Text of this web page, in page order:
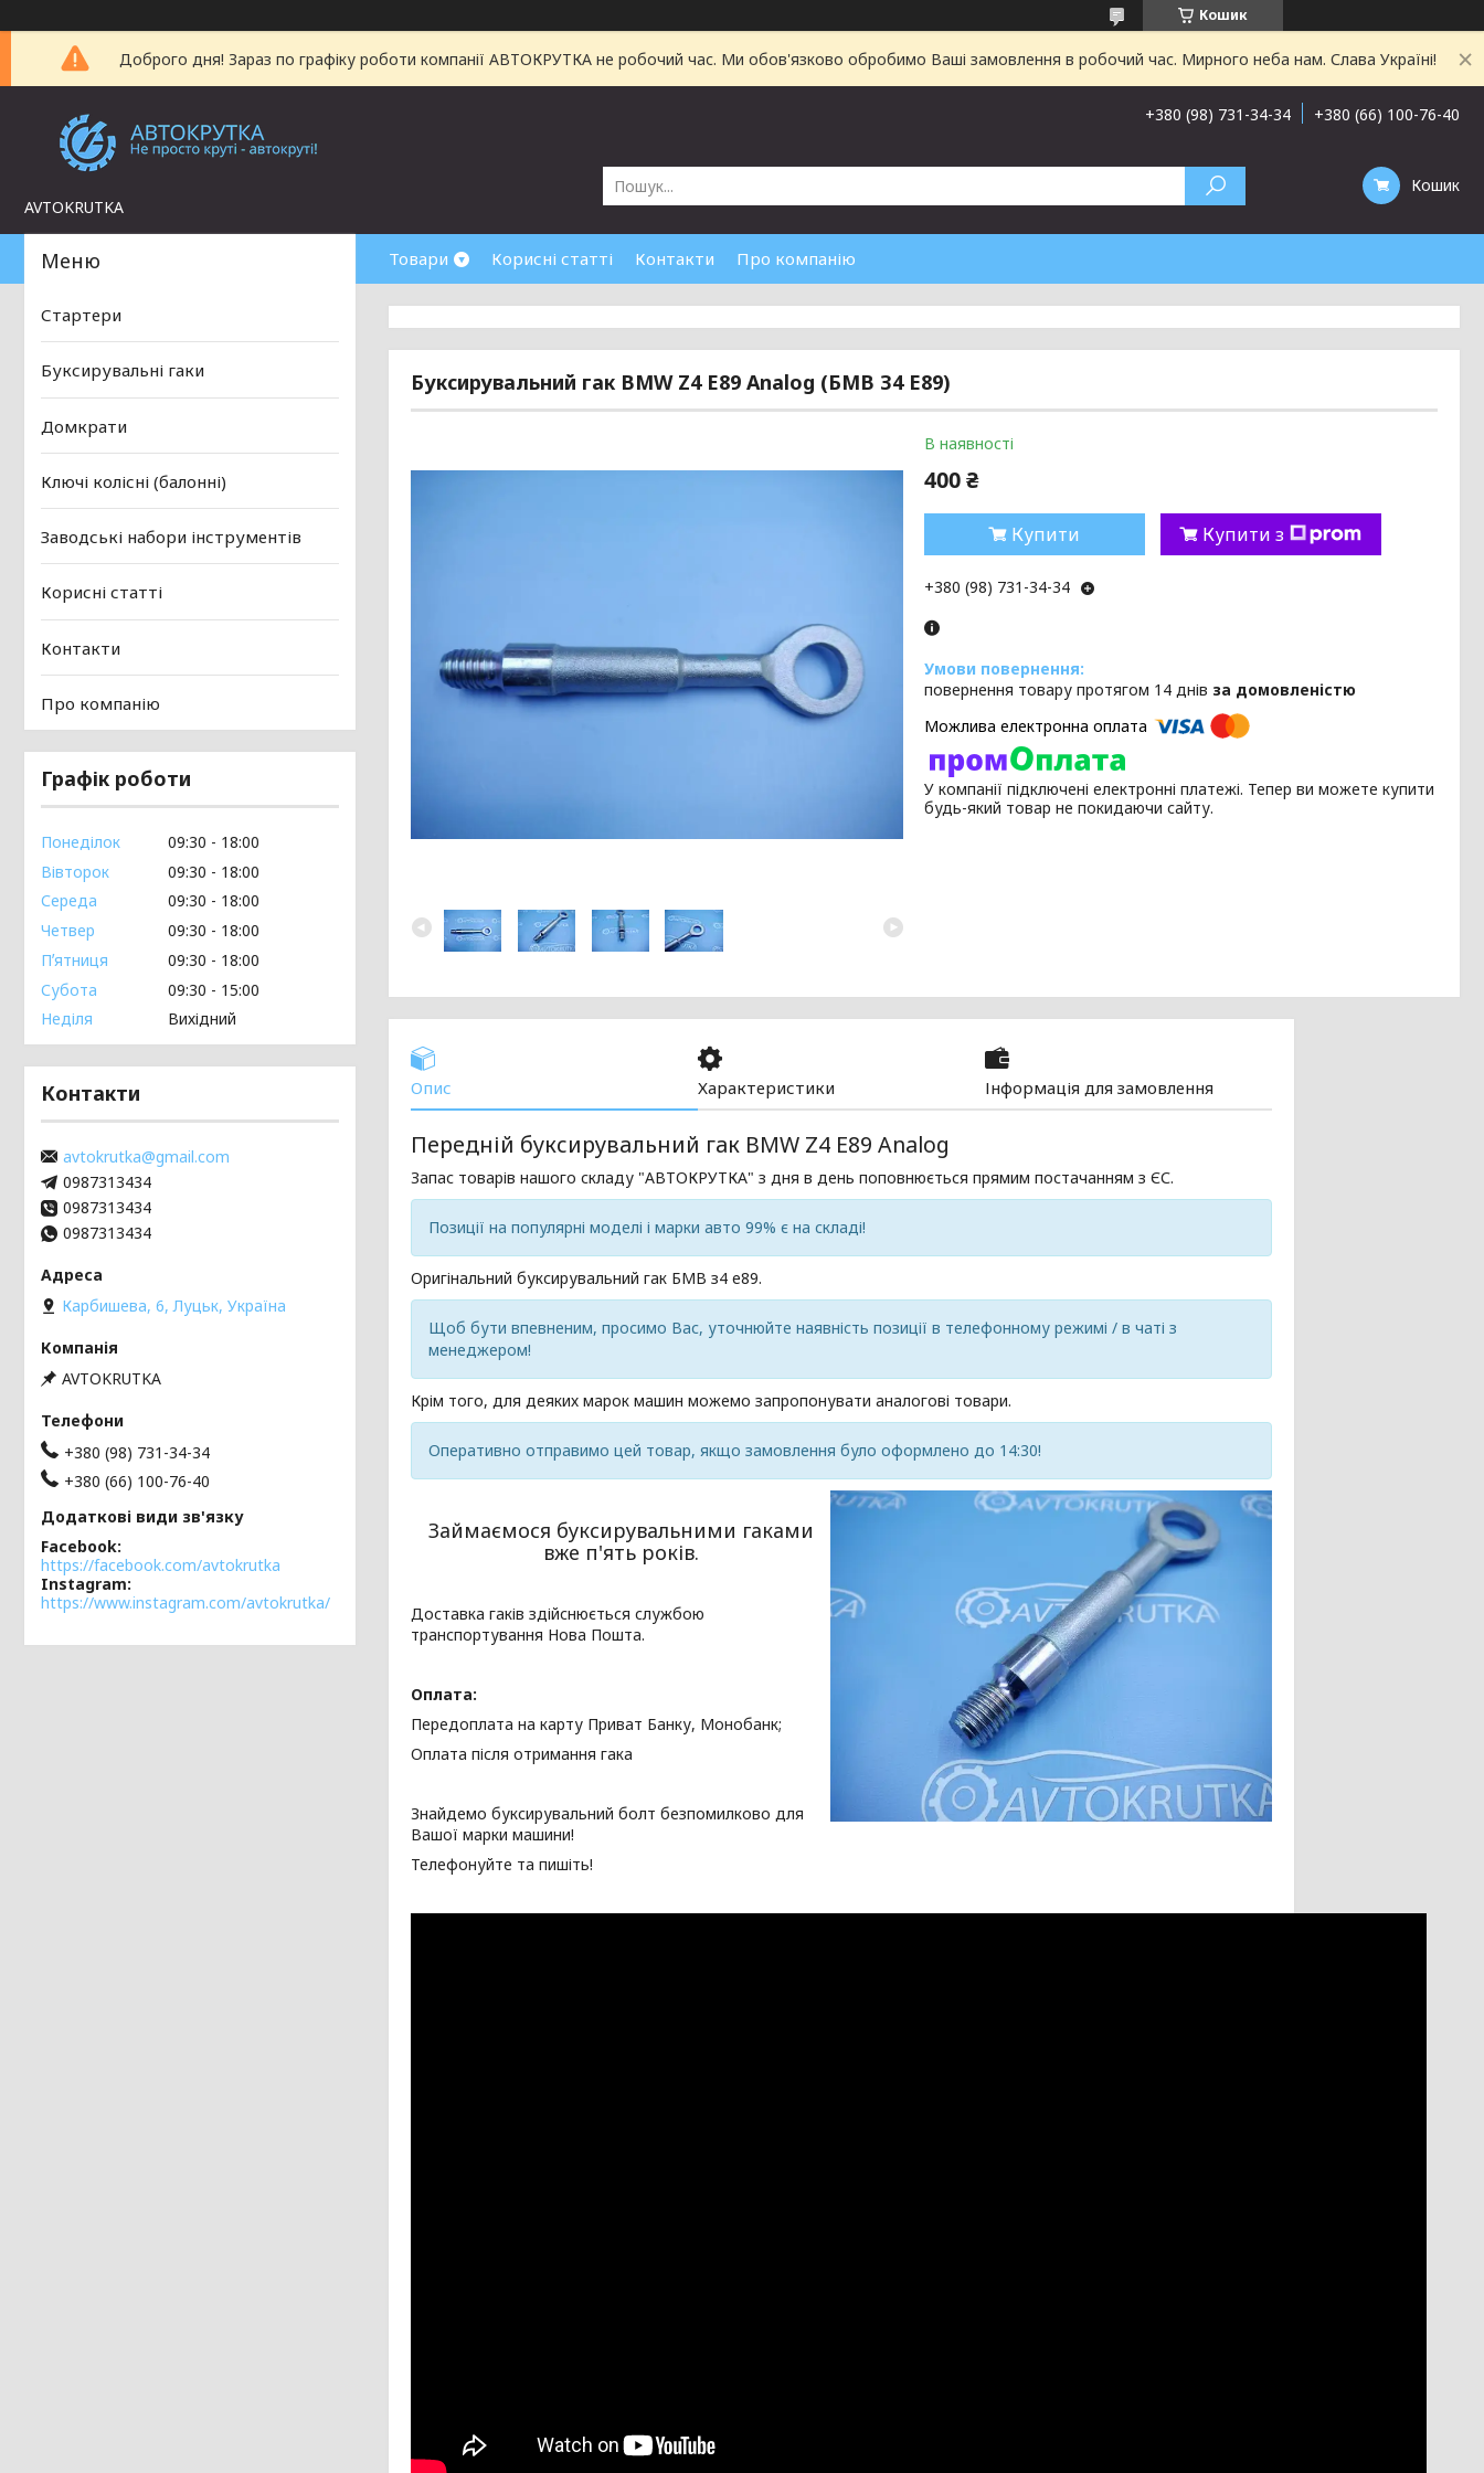
Кошик
Доброго дня! Зараз по графіку роботи компанії АВТОКРУТКА не робочий час. Ми обов'язково обробимо Ваші замовлення в робочий час. Мирного неба нам. Слава Україні!
AVTOKRUTKA
+380 (98) 731-34-34 +380 (66) 100-76-40
Кошик
Товари Корисні статті Контакти Про компанію
Буксирувальний гак BMW Z4 E89 Analog (БМВ З4 Е89)
В наявності
400 ₴
Купити Купити з
+380 (98) 731-34-34
повернення товару протягом 14 днів за домовленістю
У компанії підключені електронні платежі. Тепер ви можете купити
будь-який товар не покидаючи сайту.
Опис Характеристики Інформація для замовлення
Передній буксирувальний гак BMW Z4 E89 Analog
Запас товарів нашого складу "АВТОКРУТКА" з дня в день поповнюється прямим постачанням з ЄС.
Позиції на популярні моделі і марки авто 99% є на складі!
Оригінальний буксирувальний гак БМВ з4 е89.
Щоб бути впевненим, просимо Вас, уточнюйте наявність позиції в телефонному режимі / в чаті з
менеджером!
Крім того, для деяких марок машин можемо запропонувати аналогові товари.
Оперативно отправимо цей товар, якщо замовлення було оформлено до 14:30!
Займаємося буксирувальними гаками
вже п'ять років.
Доставка гаків здійснюється службою
транспортування Нова Пошта.
Оплата:
Передоплата на карту Приват Банку, Монобанк;
Оплата після отримання гака
Знайдемо буксирувальний болт безпомилково для
Вашої марки машини!
Телефонуйте та пишіть!
Стартери
Буксирувальні гаки
Домкрати
Ключі колісні (балонні)
Заводські набори інструментів
Корисні статті
Контакти
Про компанію
Графік роботи
Понеділок 09:30
18:00
Вівторок
09:30
18:00
Середа
09:30
18:00
Четвер
09:30
18:00
Пʼятниця
09:30
18:00
Субота
09:30
15:00
Неділя
Вихідний
Контакти
avtokrutka@gmail.com
0987313434
0987313434
0987313434
Карбишева, 6, Луцьк, Україна
AVTOKRUTKA
+380 (98) 731-34-34
+380 (66) 100-76-40
Facebook
https://facebook.com/avtokrutka
Instagram
https://www.instagram.com/avtokrutka/